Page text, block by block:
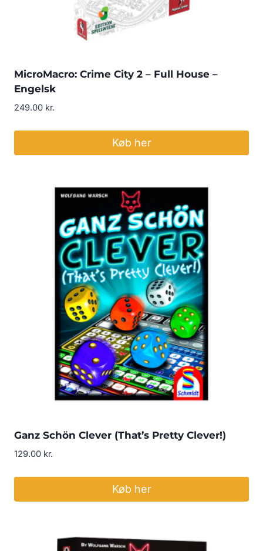
MicroMacro: Crime City 2 – Full House –
Engelsk
249.00 kr.
Køb her
Ganz Schön Clever (That’s Pretty Clever!)
129.00 kr.
Køb her